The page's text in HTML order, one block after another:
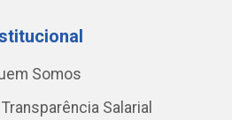
Somos
Salarial